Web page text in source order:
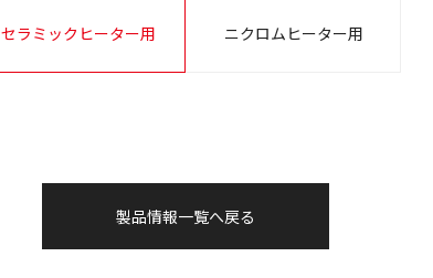
セラミックヒーター用 ニクロムヒーター用
製品情報一覧へ戻る